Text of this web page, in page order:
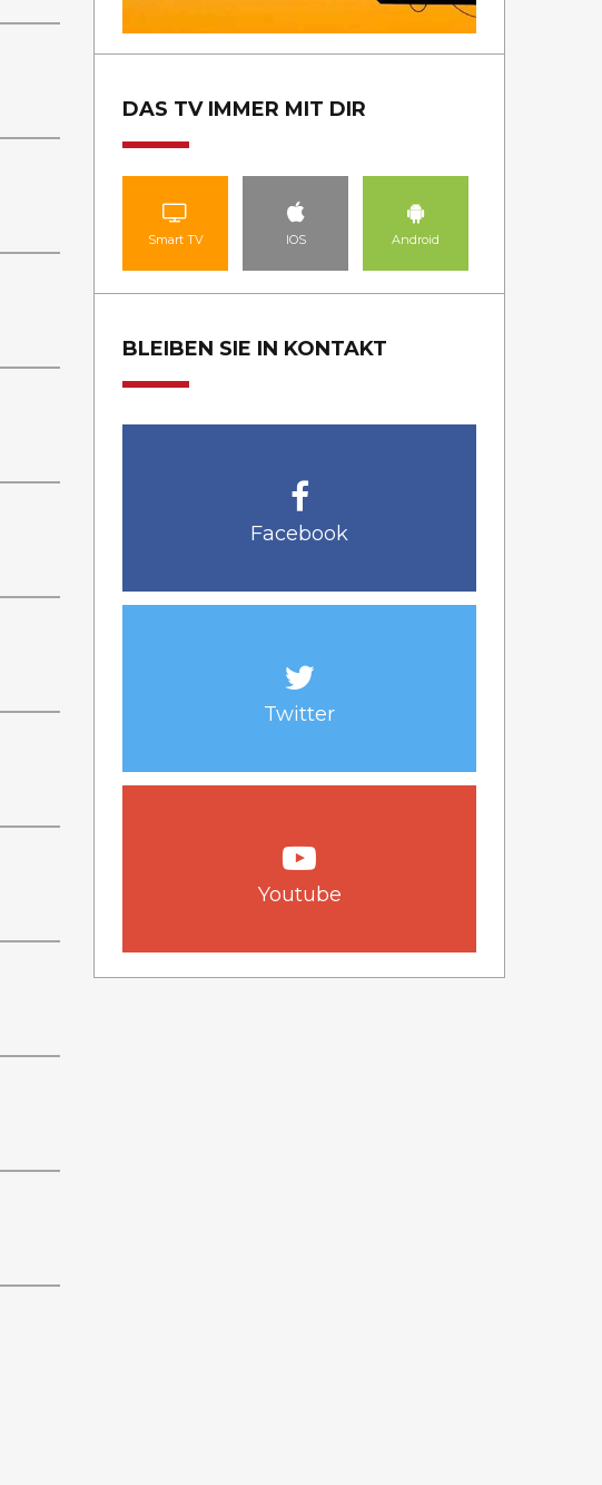
DAS TV IMMER MIT DIR
Smart TV IOS Android
BLEIBEN SIE IN KONTAKT
Facebook
Twitter
Youtube